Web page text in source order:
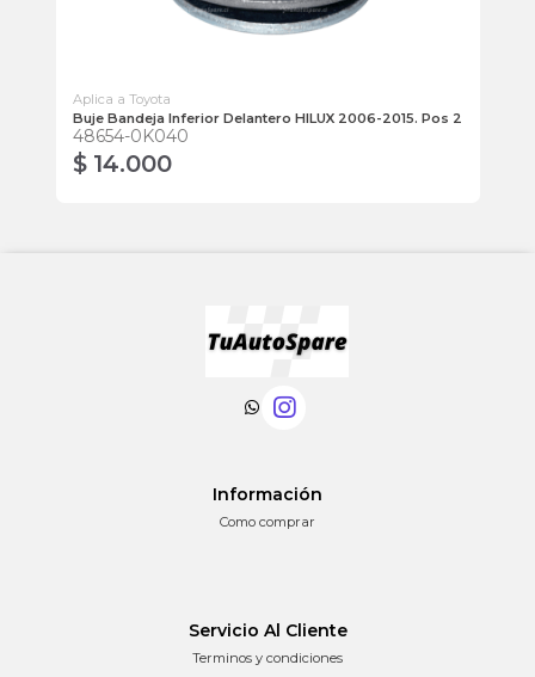
Aplica a Toyota
Buje Bandeja Inferior Delantero HILUX 2006-2015. Pos 2
48654-0K040
$ 14.000
Información
Como comprar
Servicio Al Cliente
Terminos y condiciones